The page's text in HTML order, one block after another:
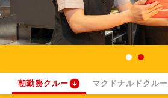
朝勤務クルー マクドナルドクルー